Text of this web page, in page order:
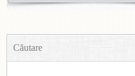
Căutare